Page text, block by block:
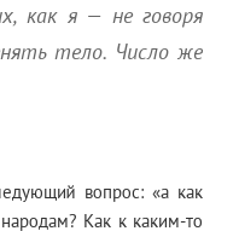
как я — не говоря
тело. Число же
вопрос: «а как
Как к каким-то